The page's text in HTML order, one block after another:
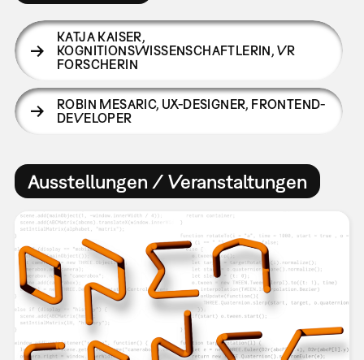
KATJA KAISER,
KOGNITIONSWISSENSCHAFTLERIN, VR
FORSCHERIN
ROBIN MESARIC, UX-DESIGNER, FRONTEND-
DEVELOPER
Ausstellungen / Veranstaltungen